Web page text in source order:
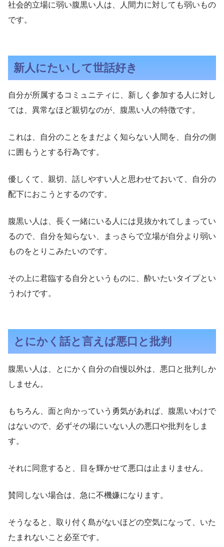
社会的立場に弱い腹黒い人は、人間力に対しても弱いもの
です。
新人にたいして世話好き
自分が所属するコミュニティに、新しく参加する人に対し
ては、異常なほど親切なのが、腹黒い人の特徴です。
これは、自分のことをまだよく知らない人間を、自分の側
に囲もうとする行為です。
優しくて、親切、話しやすい人と思わせておいて、自分の
配下におこうとするのです。
腹黒い人は、長く一緒にいる人には見抜かれてしまってい
るので、自分を知らない、まっさらで立場が自分より弱い
ものをとりこみたいのです。
その上に君臨する自分というものに、酔いたいタイプとい
うわけです。
とにかく話と言えば悪口と批判
腹黒い人は、とにかく自分の自慢以外は、悪口と批判しか
しません。
もちろん、面と向かっていう勇気があれば、腹黒いわけで
はないので、必ずその場にいない人の悪口や批判をしま
す。
それに同意すると、目を輝かせて悪口は止まりません。
賛同しない場合は、急に不機嫌になります。
そうなると、取り付く島がないほどの空気になって、いた
たまれないこと必至です。